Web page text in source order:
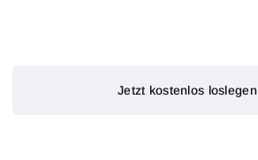
Jetzt kostenlos loslegen